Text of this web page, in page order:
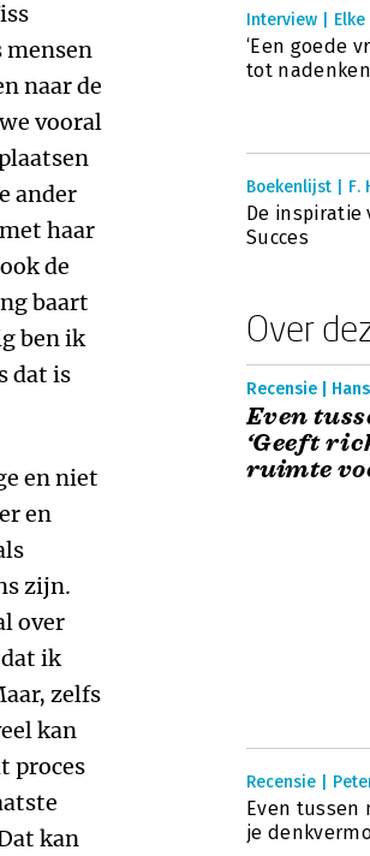
mensen
naar de
vooral
ander
haar
de
baart
ben ik
dat is
en niet
en
zijn.
over
ik
zelfs
kan
proces
kan
Interview | Elke
‘Een goede
tot
Boekenlijst | F.
De inspiratie
Succes
Over
Recensie |
Even
‘Geeft
ruimte
Recensie |
Even tussen
je